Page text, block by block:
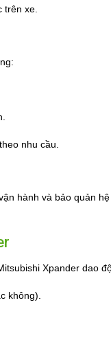
trên xe.
nhu cầu.
hành và bảo quản
Xpander dao
không).